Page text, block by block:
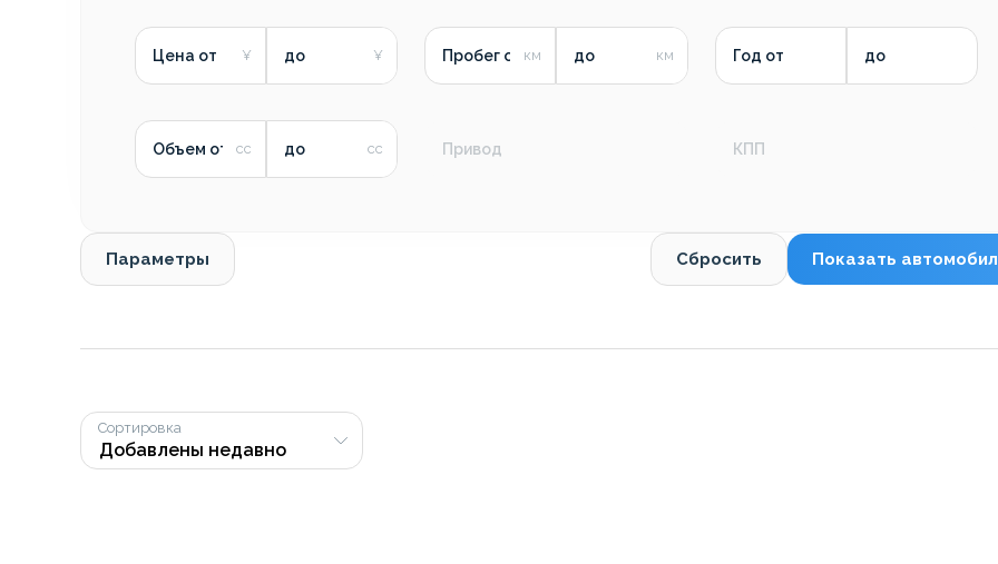
Цена от до Пробег от до Год от до
Объем от до Привод КПП
Параметры Сбросить Показать
Сортировка